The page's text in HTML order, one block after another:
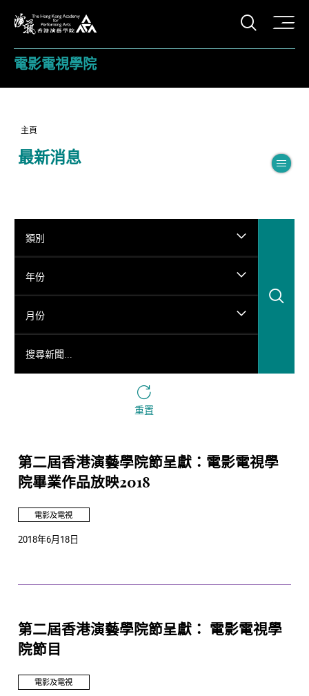
打開
電影電視學院
主頁
最新消息
類別
年份
月份
重置
第二屆香港演藝學院節呈獻：電影電視學
院畢業作品放映2018
電影及電視
2018年6月18日
第二屆香港演藝學院節呈獻： 電影電視學
院節目
電影及電視